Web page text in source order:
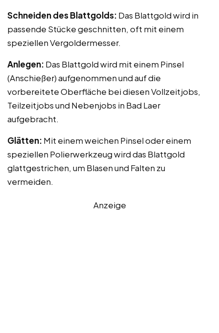
Schneiden des Blattgolds: Das Blattgold wird in
passende Stücke geschnitten, oft mit einem
speziellen Vergoldermesser.
Anlegen: Das Blattgold wird mit einem Pinsel
(Anschießer) aufgenommen und auf die
vorbereitete Oberfläche bei diesen Vollzeitjobs,
Teilzeitjobs und Nebenjobs in Bad Laer
aufgebracht.
Glätten: Mit einem weichen Pinsel oder einem
speziellen Polierwerkzeug wird das Blattgold
glattgestrichen, um Blasen und Falten zu
vermeiden.
Anzeige